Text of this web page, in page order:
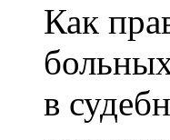
Как
в